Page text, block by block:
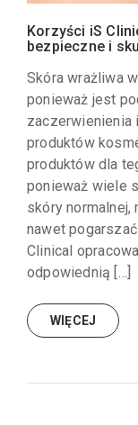
Korzyści iS
bezpieczne i
Skóra wrażliwa
ponieważ jest
zaczerwienienia
produktów
produktów dla
ponieważ wiele
skóry normalnej,
nawet
Clinical
odpowiednią […]
WIĘCEJ